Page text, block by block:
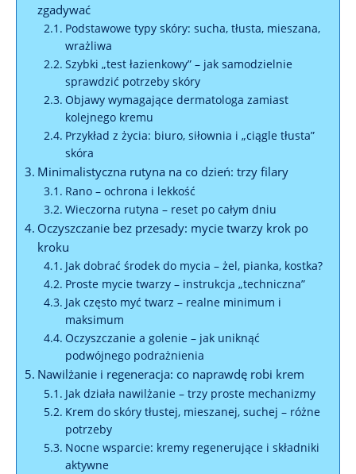
zgadywać
Podstawowe typy skóry: sucha, tłusta, mieszana,
wrażliwa
Szybki „test łazienkowy” – jak samodzielnie
sprawdzić potrzeby skóry
Objawy wymagające dermatologa zamiast
kolejnego kremu
Przykład z życia: biuro, siłownia i „ciągle tłusta”
skóra
Minimalistyczna rutyna na co dzień: trzy filary
Rano – ochrona i lekkość
Wieczorna rutyna – reset po całym dniu
Oczyszczanie bez przesady: mycie twarzy krok po
kroku
Jak dobrać środek do mycia – żel, pianka, kostka?
Proste mycie twarzy – instrukcja „techniczna”
Jak często myć twarz – realne minimum i
maksimum
Oczyszczanie a golenie – jak uniknąć
podwójnego podrażnienia
Nawilżanie i regeneracja: co naprawdę robi krem
Jak działa nawilżanie – trzy proste mechanizmy
Krem do skóry tłustej, mieszanej, suchej – różne
potrzeby
Nocne wsparcie: kremy regenerujące i składniki
aktywne